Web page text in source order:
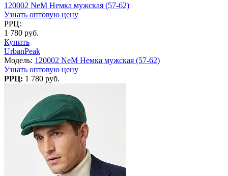
120002 NeM Немка мужская (57-62)
Узнать оптовую цену
РРЦ:
1 780 руб.
Купить
UrbanPeak
Модель: 120002 NeM Немка мужская (57-62)
Узнать оптовую цену
РРЦ: 1 780 руб.